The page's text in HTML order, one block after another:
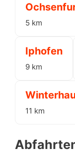
5 km
Iphofen
9 km
11 km